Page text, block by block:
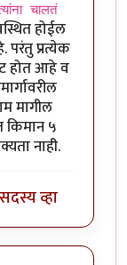
चालतं
होईल
प्रत्येक
होत आहे व
मागील
५
नाही.
सदस्य व्हा